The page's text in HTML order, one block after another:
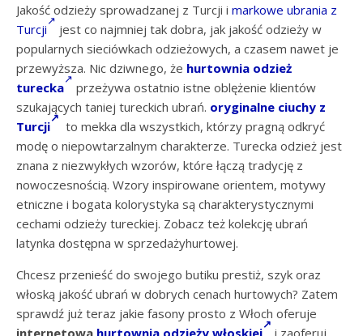
Jakość odzieży sprowadzanej z Turcji i markowe ubrania z
Turcji
jest co najmniej tak dobra, jak jakość odzieży w
popularnych sieciówkach odzieżowych, a czasem nawet je
przewyższa. Nic dziwnego, że hurtownia odzież
turecka
przeżywa ostatnio istne oblężenie klientów
szukających taniej tureckich ubrań. oryginalne ciuchy z
Turcji
to mekka dla wszystkich, którzy pragną odkryć
modę o niepowtarzalnym charakterze. Turecka odzież jest
znana z niezwykłych wzorów, które łączą tradycję z
nowoczesnością. Wzory inspirowane orientem, motywy
etniczne i bogata kolorystyka są charakterystycznymi
cechami odzieży tureckiej. Zobacz też kolekcję ubrań
latynka dostępna w sprzedażyhurtowej.
Chcesz przenieść do swojego butiku prestiż, szyk oraz
włoską jakość ubrań w dobrych cenach hurtowych? Zatem
sprawdź już teraz jakie fasony prosto z Włoch oferuje
internetowa hurtownia odzieży włoskiej
i zaoferuj